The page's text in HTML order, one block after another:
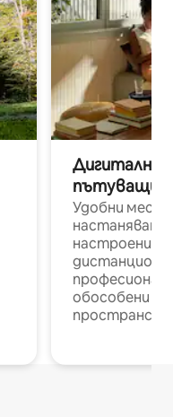
Дигитални
пътуващи
Удобни
настаняване
настроени и
обособени